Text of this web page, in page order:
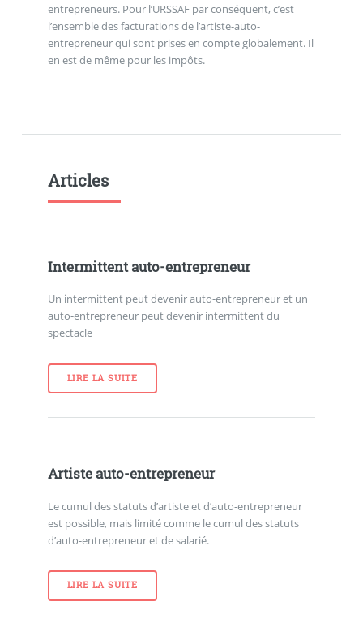
entrepreneurs. Pour l’URSSAF par conséquent, c’est
l’ensemble des facturations de l’artiste-auto-
entrepreneur qui sont prises en compte globalement. Il
en est de même pour les impôts.
Articles
Intermittent auto-entrepreneur
Un intermittent peut devenir auto-entrepreneur et un
auto-entrepreneur peut devenir intermittent du
spectacle
LIRE LA SUITE
Artiste auto-entrepreneur
Le cumul des statuts d’artiste et d’auto-entrepreneur
est possible, mais limité comme le cumul des statuts
d’auto-entrepreneur et de salarié.
LIRE LA SUITE